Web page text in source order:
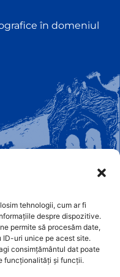
tehnologii, cum ar fi
despre dispozitive.
permite să procesăm date,
ID-uri unice pe acest site.
consimțământul dat poate
funcționalități și funcții.
în domeniul